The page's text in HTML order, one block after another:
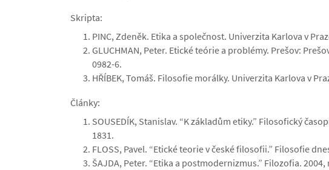
Skripta:
PINC, Zdeněk. Etika a společnost. Univerzita Karlova v
GLUCHMAN, Peter. Etické teórie a problémy. Prešov:
0982-6.
HŘÍBEK, Tomáš. Filosofie morálky. Univerzita Karlova v
Články:
SOUSEDÍK, Stanislav. “K základům etiky.” Filosofický
1831.
FLOSS, Pavel. “Etické teorie v české filosofii.” Filosofie
ŠAJDA, Peter. “Etika a postmodernizmus.” Filozofia. 2004,